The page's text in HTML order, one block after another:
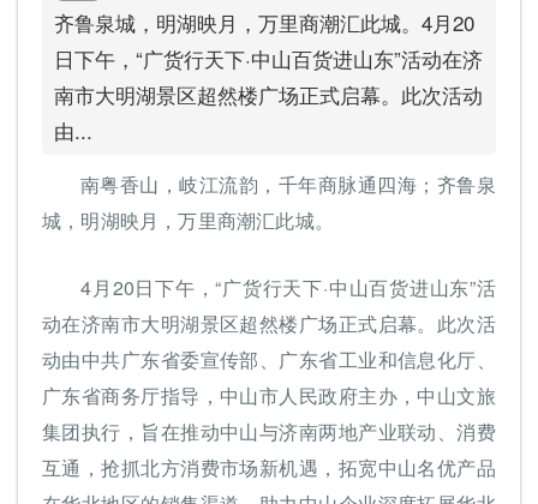
齐鲁泉城，明湖映月，万里商潮汇此城。4月20
日下午，“广货行天下·中山百货进山东”活动在济
南市大明湖景区超然楼广场正式启幕。此次活动
由...
南粤香山，岐江流韵，千年商脉通四海；齐鲁泉
城，明湖映月，万里商潮汇此城。
4月20日下午，“广货行天下·中山百货进山东”活
动在济南市大明湖景区超然楼广场正式启幕。此次活
动由中共广东省委宣传部、广东省工业和信息化厅、
广东省商务厅指导，中山市人民政府主办，中山文旅
集团执行，旨在推动中山与济南两地产业联动、消费
互通，抢抓北方消费市场新机遇，拓宽中山名优产品